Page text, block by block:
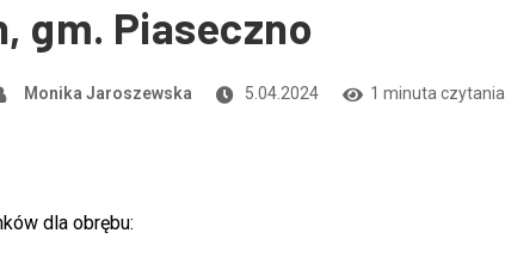
gm. Piaseczno
Monika Jaroszewska 5.04.2024 1 minuta czytania
dla obrębu: